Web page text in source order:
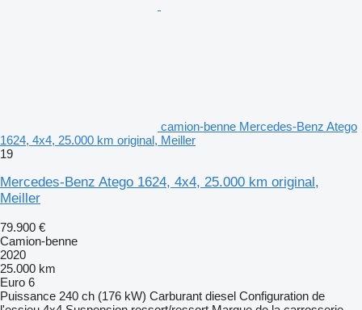
camion-benne Mercedes-Benz Atego
1624, 4x4, 25.000 km original, Meiller
19
Mercedes-Benz Atego 1624, 4x4, 25.000 km original,
Meiller
79.900 €
Camion-benne
2020
25.000 km
Euro 6
Puissance 240 ch (176 kW) Carburant diesel Configuration de